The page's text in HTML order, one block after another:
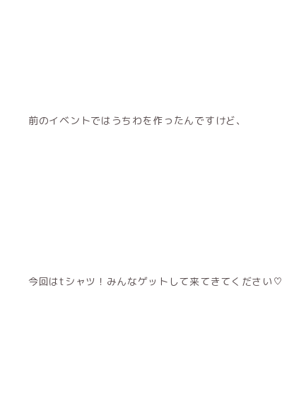
前のイベントではうちわを作ったんですけど、
今回はtシャツ！みんなゲットして来てきてください♡